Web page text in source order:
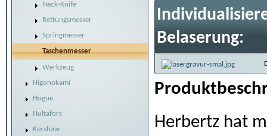
Neck-Knife
Rettungsmesser
Springmesser
Taschenmesser
Werkzeug
Higonokami
Hogue
Hultafors
Kershaw
Belaserung:
Herbertz hat